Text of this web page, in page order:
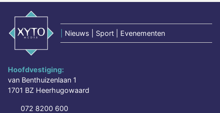
Nieuws | Sport | Evenementen
Hoofdvestiging:
van Benthuizenlaan 1
1701 BZ Heerhugowaard
072 8200 600